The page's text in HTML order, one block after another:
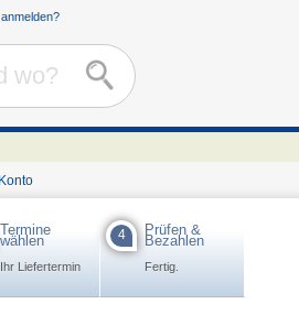
Termine
wählen
Ihr Liefertermin
4 Prüfen &
Bezahlen
Fertig.